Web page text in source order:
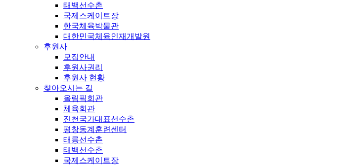
태백선수촌
국제스케이트장
한국체육박물관
대한민국체육인재개발원
후원사
모집안내
후원사권리
후원사 현황
찾아오시는 길
올림픽회관
체육회관
진천국가대표선수촌
평창동계훈련센터
태릉선수촌
태백선수촌
국제스케이트장